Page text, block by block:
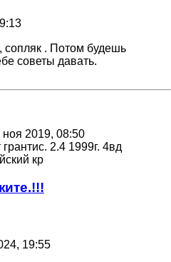
сопляк . Потом будешь
советы давать.
ноя 2019, 08:50
2.4 1999г. 4вд
кр
19:55